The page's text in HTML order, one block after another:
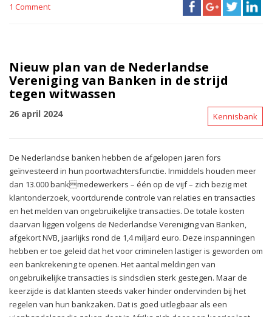
1 Comment
Nieuw plan van de Nederlandse
Vereniging van Banken in de strijd
tegen witwassen
26 april 2024 Kennisbank
De Nederlandse banken hebben de afgelopen jaren fors
geïnvesteerd in hun poortwachtersfunctie. Inmiddels houden meer
dan 13.000 bankmedewerkers – één op de vijf – zich bezig met
klantonderzoek, voortdurende controle van relaties en transacties
en het melden van ongebruikelijke transacties. De totale kosten
daarvan liggen volgens de Nederlandse Vereniging van Banken,
afgekort NVB, jaarlijks rond de 1,4 miljard euro. Deze inspanningen
hebben er toe geleid dat het voor criminelen lastiger is geworden om
een bankrekening te openen. Het aantal meldingen van
ongebruikelijke transacties is sindsdien sterk gestegen. Maar de
keerzijde is dat klanten steeds vaker hinder ondervinden bij het
regelen van hun bankzaken. Dat is goed uitlegbaar als een